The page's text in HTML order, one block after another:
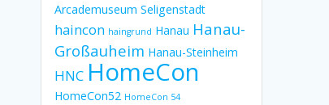
Arcademuseum Seligenstadt
haincon haingrund Hanau Hanau-
Großauheim Hanau-Steinheim
HNC HomeCon
HomeCon52 HomeCon 54